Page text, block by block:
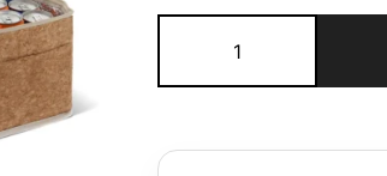
kurk